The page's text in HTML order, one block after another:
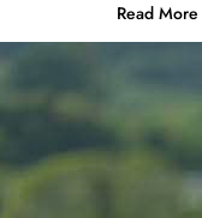
Read More